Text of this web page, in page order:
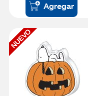
Agregar
NUEVO